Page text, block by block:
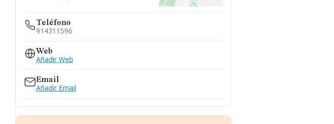
Teléfono
914311596
Web
Añadir Web
Email
Añadir Email